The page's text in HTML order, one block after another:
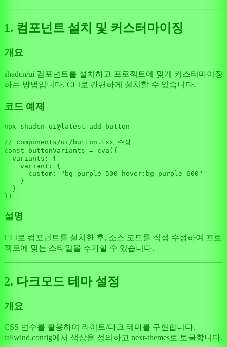
1. 컴포넌트 설치 및 커스터마이징
개요
shadcn/ui 컴포넌트를 설치하고 프로젝트에 맞게 커스터마이징
하는 방법입니다. CLI로 간편하게 설치할 수 있습니다.
코드 예제
npx shadcn-ui@latest add button
// components/ui/button.tsx 수정
const buttonVariants = cva ({
variants : {
variant : {
custom :
"bg-purple-500 hover:bg-purple-600"
    }
  }
설명
CLI로 컴포넌트를 설치한 후, 소스 코드를 직접 수정하여 프로
젝트에 맞는 스타일을 추가할 수 있습니다.
2. 다크모드 테마 설정
개요
CSS 변수를 활용하여 라이트/다크 테마를 구현합니다.
tailwind.config에서 색상을 정의하고 next-themes로 토글합니다.